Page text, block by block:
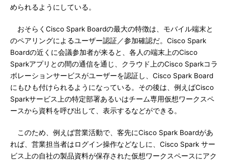
められるようにしている。
おそらくCisco Spark Boardの最大の特徴は、モバイル端末と
のペアリングによるユーザー認証／参加確認だ。Cisco Spark
Boardの近くに会議参加者が来ると、各人の端末上のCisco
Sparkアプリとの間の通信を通じ、クラウド上のCisco Sparkコラ
ボレーションサービスがユーザーを認証し、Cisco Spark Board
にもひも付けられるようになっている。その後は、例えばCisco
Sparkサービス上の特定部署あるいはチーム専用仮想ワークスペ
ースから資料を呼び出して、表示するなどができる。
このため、例えば営業活動で、客先にCisco Spark Boardがあ
れば、営業担当者はログイン操作などなしに、Cisco Spark サー
ビス上の自社の製品資料が保存された仮想ワークスペースにアク